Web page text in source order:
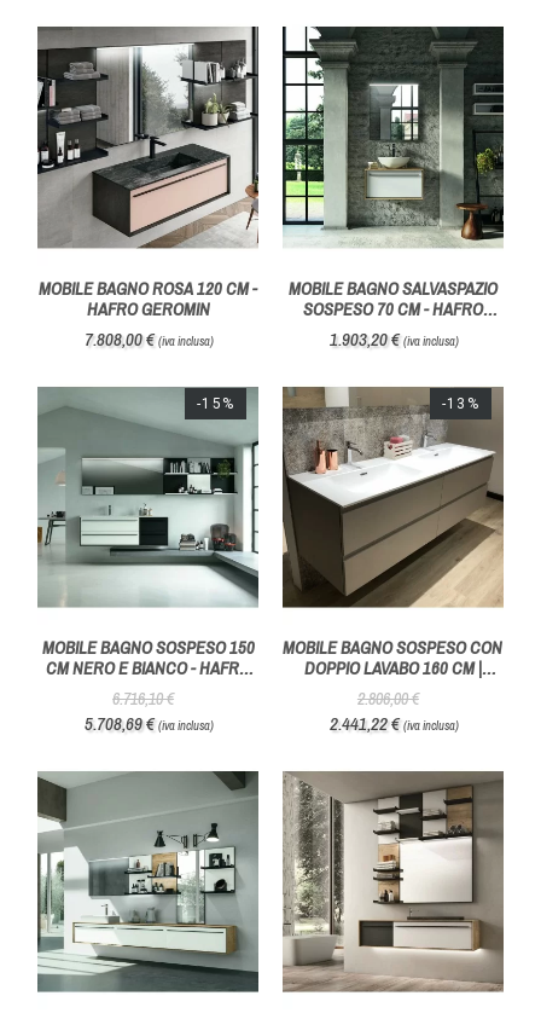
MOBILE BAGNO ROSA 120 CM -
HAFRO GEROMIN
7.808,00 €(iva inclusa)
MOBILE BAGNO SALVASPAZIO
SOSPESO 70 CM - HAFRO
GEROMIN
1.903,20 €(iva inclusa)
MOBILE BAGNO SOSPESO 150
CM NERO E BIANCO - HAFRO
GEROMIN
6.716,10 €
5.708,69 €(iva inclusa)
-15%
MOBILE BAGNO SOSPESO CON
DOPPIO LAVABO 160 CM |
AZZURRA BAGNI
2.806,00 €
2.441,22 €(iva inclusa)
-13%